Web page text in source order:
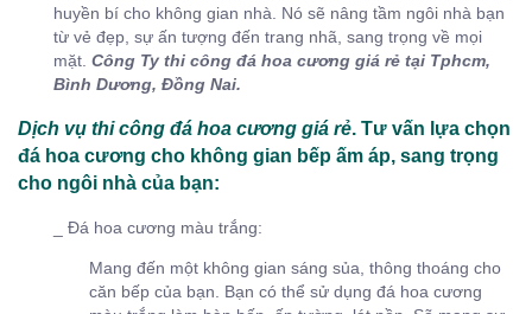
huyền bí cho không gian nhà. Nó sẽ nâng tầm ngôi nhà bạn
từ vẻ đẹp, sự ấn tượng đến trang nhã, sang trọng về mọi
mặt. Công Ty thi công đá hoa cương giá rẻ tại Tphcm,
Bình Dương, Đồng Nai.
Dịch vụ thi công đá hoa cương giá rẻ. Tư vấn lựa chọn
đá hoa cương cho không gian bếp ấm áp, sang trọng
cho ngôi nhà của bạn:
_ Đá hoa cương màu trắng:
Mang đến một không gian sáng sủa, thông thoáng cho
căn bếp của bạn. Bạn có thể sử dụng đá hoa cương